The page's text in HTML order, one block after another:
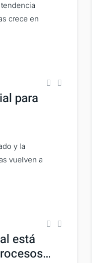
crece en
para
y la
vuelven a
está